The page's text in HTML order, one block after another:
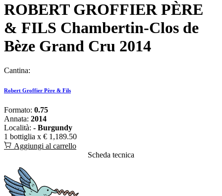
ROBERT GROFFIER PÈRE
& FILS Chambertin-Clos de
Bèze Grand Cru 2014
Cantina:
Robert Groffier Père & Fils
Formato: 0.75
Annata: 2014
Località: - Burgundy
1 bottiglia x € 1,189.50
Aggiungi al carrello
Scheda tecnica